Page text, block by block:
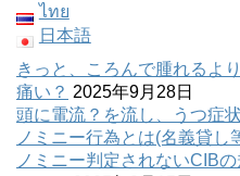
ไทย
日本語
きっと、ころんで腫れるよ
痛い？ 2025年9月28日
頭に電流？を流し、うつ症
ノミニー行為とは(名義貸し
ノミニー判定されないCIB